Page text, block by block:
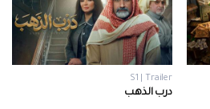
S1 | Trailer
درب الذهب